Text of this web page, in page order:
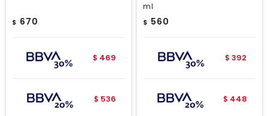
$ 670
$ 469
$ 536
ml
$ 560
$ 392
$ 448